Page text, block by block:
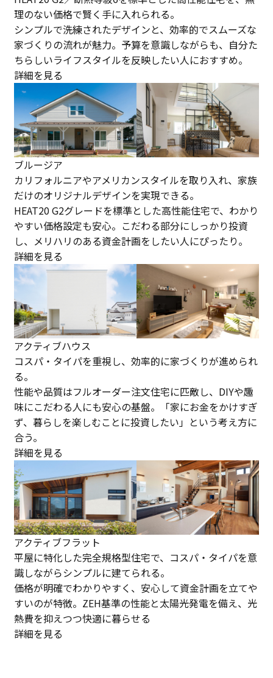
理のない価格で賢く手に入れられる。
シンプルで洗練されたデザインと、効率的でスムーズな
家づくりの流れが魅力。予算を意識しながらも、自分た
ちらしいライフスタイルを反映したい人におすすめ。
詳細を見る
ブルージア
カリフォルニアやアメリカンスタイルを取り入れ、家族
だけのオリジナルデザインを実現できる。
HEAT20 G2グレードを標準とした高性能住宅で、わかり
やすい価格設定も安心。こだわる部分にしっかり投資
し、メリハリのある資金計画をしたい人にぴったり。
詳細を見る
アクティブハウス
コスパ・タイパを重視し、効率的に家づくりが進められ
る。
性能や品質はフルオーダー注文住宅に匹敵し、DIYや趣
味にこだわる人にも安心の基盤。「家にお金をかけすぎ
ず、暮らしを楽しむことに投資したい」という考え方に
合う。
詳細を見る
アクティブフラット
平屋に特化した完全規格型住宅で、コスパ・タイパを意
識しながらシンプルに建てられる。
価格が明確でわかりやすく、安心して資金計画を立てや
すいのが特徴。ZEH基準の性能と太陽光発電を備え、光
熱費を抑えつつ快適に暮らせる
詳細を見る